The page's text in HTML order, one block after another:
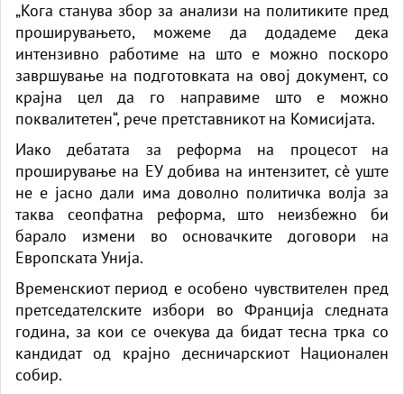
„Кога станува збор за анализи на политиките пред
проширувањето, можеме да додадеме дека
интензивно работиме на што е можно поскоро
завршување на подготовката на овој документ, со
крајна цел да го направиме што е можно
поквалитетен“, рече претставникот на Комисијата.
Иако дебатата за реформа на процесот на
проширување на ЕУ добива на интензитет, сè уште
не е јасно дали има доволно политичка волја за
таква сеопфатна реформа, што неизбежно би
барало измени во основачките договори на
Европската Унија.
Временскиот период е особено чувствителен пред
претседателските избори во Франција следната
година, за кои се очекува да бидат тесна трка со
кандидат од крајно десничарскиот Национален
собир.